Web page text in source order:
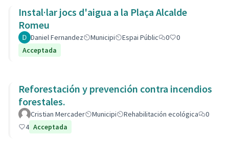
Instal·lar jocs d'aigua a la Plaça Alcalde
Romeu
Daniel Fernandez Municipi Espai Públic 0
0
Acceptada
Reforestación y prevención contra incendios
forestales.
Cristian Mercader Municipi Rehabilitación ecológica
0
4 Acceptada